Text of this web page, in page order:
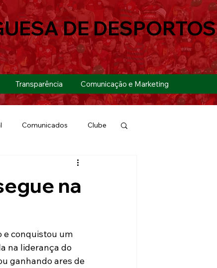
Transparência Comunicação e Marketing
DE DESPORTOS
Comunicados Clube
Sócio-Torcedor
na
e conquistou um
na liderança do
ganhando ares de